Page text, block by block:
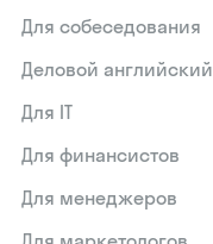
Для собеседования
Деловой английский
Для IT
Для финансистов
Для менеджеров